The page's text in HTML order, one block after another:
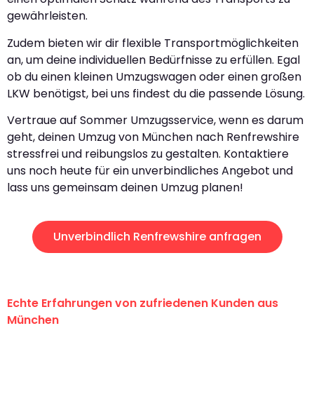
gewährleisten.
Zudem bieten wir dir flexible Transportmöglichkeiten
an, um deine individuellen Bedürfnisse zu erfüllen. Egal
ob du einen kleinen Umzugswagen oder einen großen
LKW benötigst, bei uns findest du die passende Lösung.
Vertraue auf Sommer Umzugsservice, wenn es darum
geht, deinen Umzug von München nach Renfrewshire
stressfrei und reibungslos zu gestalten. Kontaktiere
uns noch heute für ein unverbindliches Angebot und
lass uns gemeinsam deinen Umzug planen!
Unverbindlich Renfrewshire anfragen
Echte Erfahrungen von zufriedenen Kunden aus
München